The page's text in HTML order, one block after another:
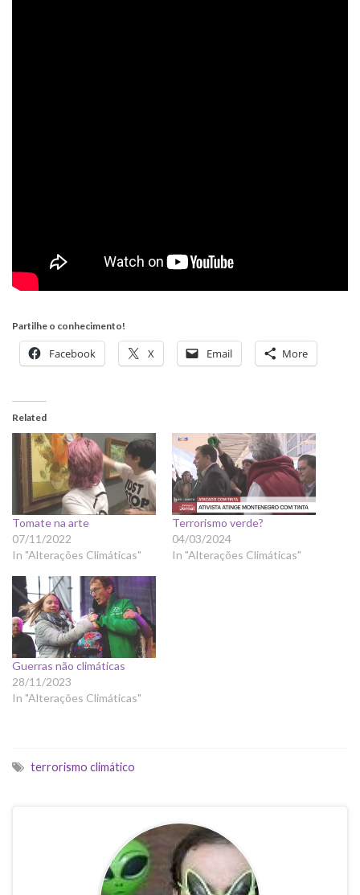
Partilhe o conhecimento!
Facebook X Email More
Related
Tomate na arte
07/11/2022
In "Alterações Climáticas"
Terrorismo verde?
04/03/2024
In "Alterações Climáticas"
Guerras não climáticas
28/11/2023
In "Alterações Climáticas"
terrorismo climático